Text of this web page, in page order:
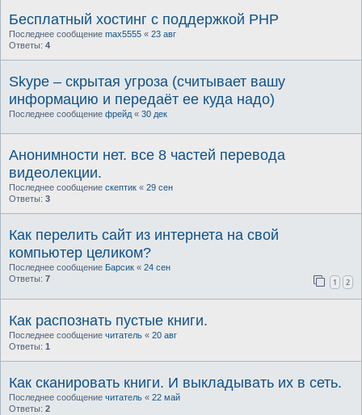
Бесплатный хостинг с поддержкой PHP
Последнее сообщение max5555 « 23 авг
Ответы: 4
Skype – скрытая угроза (считывает вашу
информацию и передаёт ее куда надо)
Последнее сообщение фрейд « 30 дек
Анонимности нет. все 8 частей перевода
видеолекции.
Последнее сообщение скептик « 29 сен
Ответы: 3
Как перелить сайт из интернета на свой
компьютер целиком?
Последнее сообщение Барсик « 24 сен
Ответы: 7 1 2
Как распознать пустые книги.
Последнее сообщение читатель « 20 авг
Ответы: 1
Как сканировать книги. И выкладывать их в сеть.
Последнее сообщение читатель « 22 май
Ответы: 2